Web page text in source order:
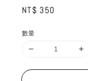
Regular
NT$ 350
數量